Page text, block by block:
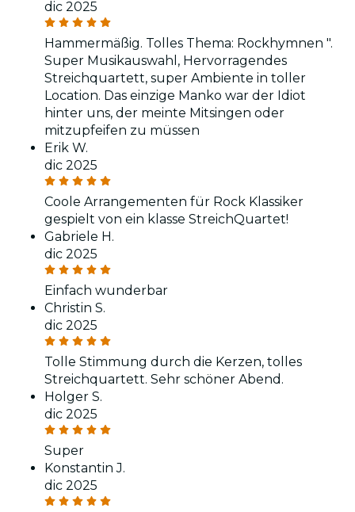
dic 2025
Hammermäßig. Tolles Thema: Rockhymnen ".
Super Musikauswahl, Hervorragendes
Streichquartett, super Ambiente in toller
Location. Das einzige Manko war der Idiot
hinter uns, der meinte Mitsingen oder
mitzupfeifen zu müssen
Erik W.
dic 2025
Coole Arrangementen für Rock Klassiker
gespielt von ein klasse StreichQuartet!
Gabriele H.
dic 2025
Einfach wunderbar
Christin S.
dic 2025
Tolle Stimmung durch die Kerzen, tolles
Streichquartett. Sehr schöner Abend.
Holger S.
dic 2025
Super
Konstantin J.
dic 2025